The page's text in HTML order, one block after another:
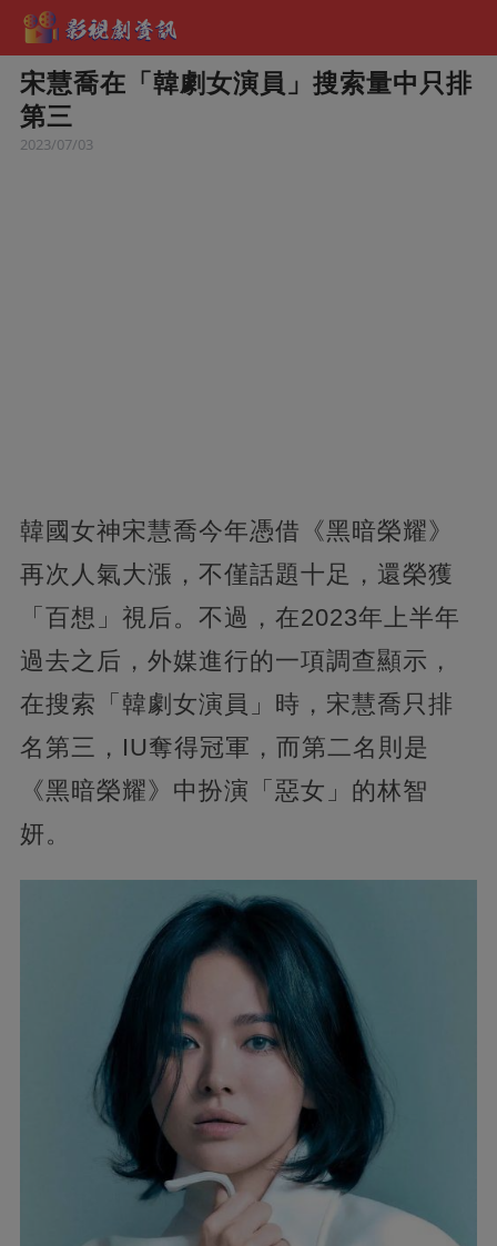
宋慧喬在「韓劇女演員」搜索量中只排
第三
2023/07/03
韓國女神宋慧喬今年憑借《黑暗榮耀》
再次人氣大漲，不僅話題十足，還榮獲
「百想」視后。不過，在2023年上半年
過去之后，外媒進行的一項調查顯示，
在搜索「韓劇女演員」時，宋慧喬只排
名第三，IU奪得冠軍，而第二名則是
《黑暗榮耀》中扮演「惡女」的林智
妍。